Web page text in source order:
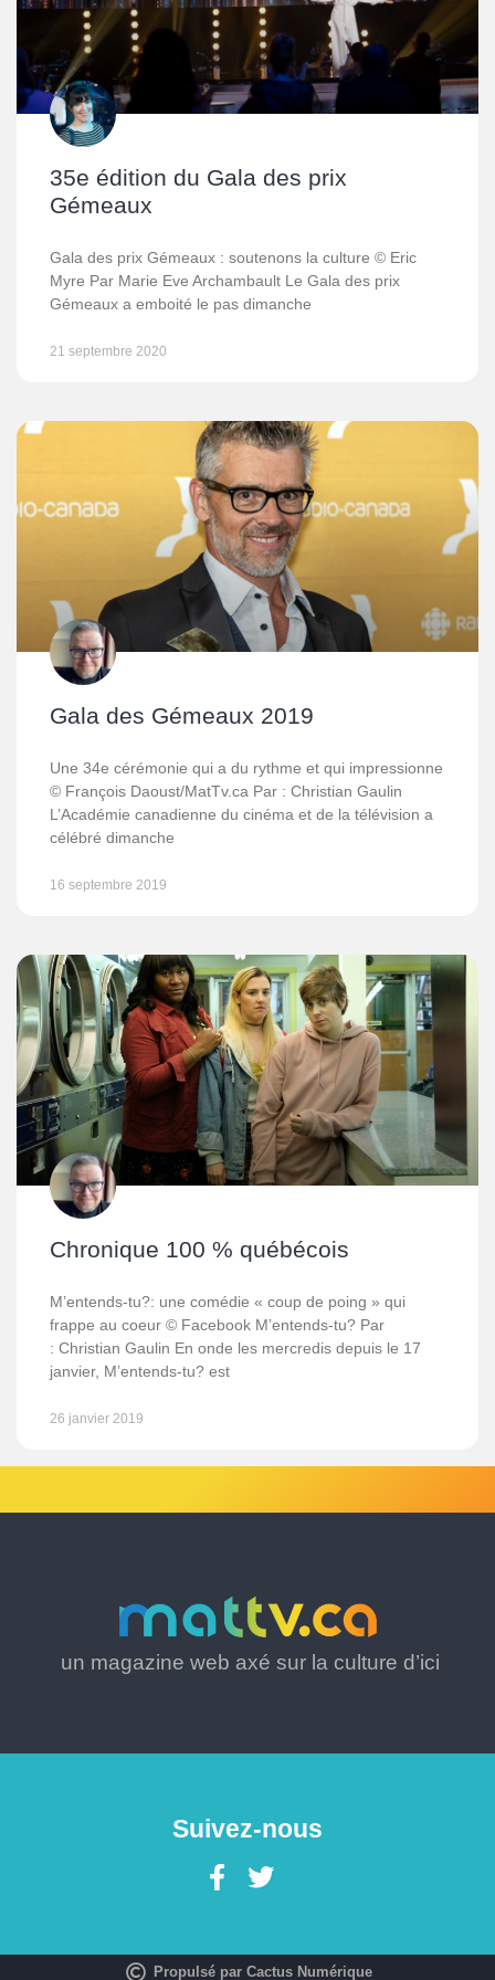
35e édition du Gala des prix
Gémeaux
Gala des prix Gémeaux : soutenons la culture © Eric
Myre Par Marie Eve Archambault Le Gala des prix
Gémeaux a emboité le pas dimanche
21 septembre 2020
Gala des Gémeaux 2019
Une 34e cérémonie qui a du rythme et qui impressionne
© François Daoust/MatTv.ca Par : Christian Gaulin
L’Académie canadienne du cinéma et de la télévision a
célébré dimanche
16 septembre 2019
Chronique 100 % québécois
M’entends-tu?: une comédie « coup de poing » qui
frappe au coeur © Facebook M’entends-tu? Par
: Christian Gaulin En onde les mercredis depuis le 17
janvier, M’entends-tu? est
26 janvier 2019
un magazine web axé sur la culture d’ici
Suivez-nous
Propulsé par Cactus Numérique